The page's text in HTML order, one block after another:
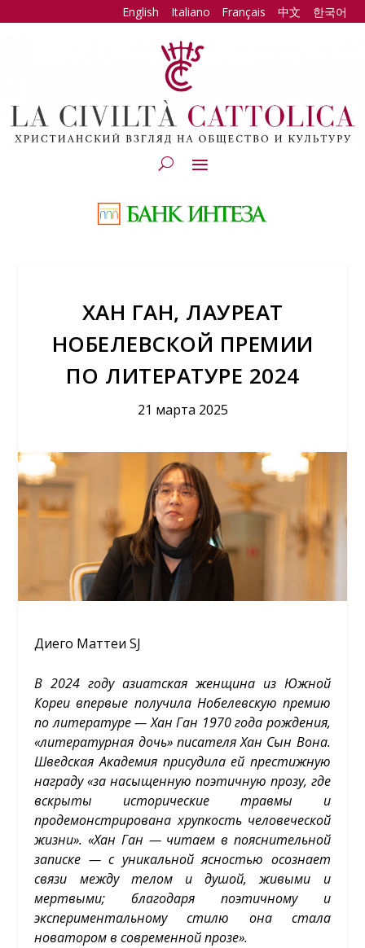
English Italiano Français 中文 한국어
ХАН ГАН, ЛАУРЕАТ
НОБЕЛЕВСКОЙ ПРЕМИИ
ПО ЛИТЕРАТУРЕ 2024
21 марта 2025
Диего Маттеи SJ
В 2024 году азиатская женщина из Южной
Кореи впервые получила Нобелевскую премию
по литературе — Хан Ган 1970 года рождения,
«литературная дочь» писателя Хан Сын Вона.
Шведская Академия присудила ей престижную
награду «за насыщенную поэтичную прозу, где
вскрыты исторические травмы и
продемонстрирована хрупкость человеческой
жизни». «Хан Ган — читаем в пояснительной
записке — с уникальной ясностью осознает
связи между телом и душой, живыми и
мертвыми; благодаря поэтичному и
экспериментальному стилю она стала
новатором в современной прозе».